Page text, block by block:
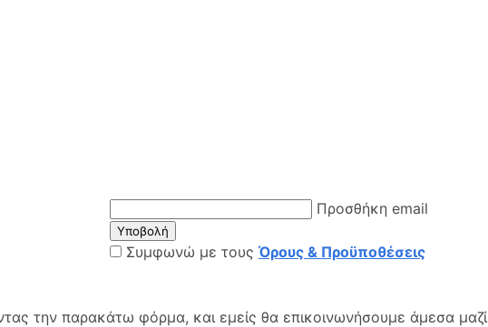
Προσθήκη email
Υποβολή
Συμφωνώ με τους Όρους & Προϋποθέσεις
την παρακάτω φόρμα, και εμείς θα επικοινωνήσουμε άμεσα